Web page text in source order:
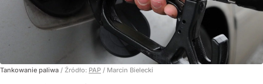
Tankowanie paliwa / Źródło: PAP / Marcin Bielecki